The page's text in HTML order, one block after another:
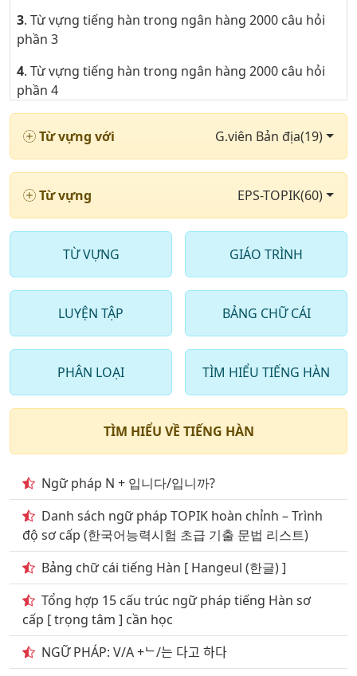
3. Từ vựng tiếng hàn trong ngân hàng 2000 câu hỏi
phần 3
4. Từ vựng tiếng hàn trong ngân hàng 2000 câu hỏi
phần 4
phần 5
6. Từ vựng tiếng hàn trong ngân hàng 2000 câu hỏi
phần 6
7. Từ vựng tiếng hàn trong ngân hàng 2000 câu hỏi
8. Từ vựng tiếng hàn trong ngân hàng 2000 câu hỏi
phần 8
. Từ vựng tiếng hàn trong ngân hàng 2000 câu hỏi
phần 9
. Từ vựng tiếng hàn trong ngân hàng 2000 câu hỏi
phần 10
. Từ vựng tiếng hàn trong ngân hàng 2000 câu
12. Từ vựng tiếng hàn trong ngân hàng 2000 câu
phần 12
13. Từ vựng tiếng hàn trong ngân hàng 2000 câu
phần 13
14. Từ vựng tiếng hàn ở ngân hàng 2000 câu phần 14
15. Từ vựng tiếng hàn trong ngân hàng 2000 câu
phần 15
16. Từ vựng tiếng hàn trong ngân hàng 2000 câu
Từ vựng với G.viên Bản địa(19)
Từ vựng EPS-TOPIK(60)
TỪ VỰNG GIÁO TRÌNH
LUYỆN TẬP BẢNG CHỮ CÁI
PHÂN LOẠI TÌM HIỂU TIẾNG HÀN
TÌM HIỂU VỀ TIẾNG HÀN
Ngữ pháp N + 입니다/입니까?
Danh sách ngữ pháp TOPIK hoàn chỉnh – Trình
độ sơ cấp (한국어능력시험 초급 기출 문법 리스트)
Bảng chữ cái tiếng Hàn [ Hangeul (한글) ]
Tổng hợp 15 cấu trúc ngữ pháp tiếng Hàn sơ
cấp [ trọng tâm ] cần học
NGỮ PHÁP: V/A +ᄂ/는 다고 하다